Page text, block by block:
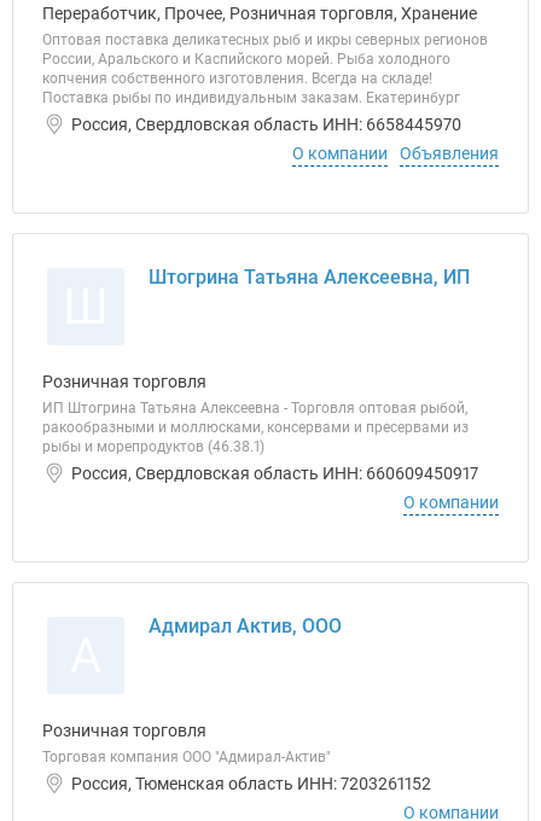
Переработчик, Прочее, Розничная торговля, Хранение
Оптовая поставка деликатесных рыб и икры северных регионов
России, Аральского и Каспийского морей. Рыба холодного
копчения собственного изготовления. Всегда на складе!
Поставка рыбы по индивидуальным заказам. Екатеринбург
Россия, Свердловская область ИНН: 6658445970
О компании
Объявления
Штогрина Татьяна Алексеевна, ИП
Розничная торговля
ИП Штогрина Татьяна Алексеевна - Торговля оптовая рыбой,
ракообразными и моллюсками, консервами и пресервами из
рыбы и морепродуктов (46.38.1)
Россия, Свердловская область ИНН: 660609450917
О компании
Адмирал Актив, ООО
Розничная торговля
Торговая компания ООО "Адмирал-Актив"
Россия, Тюменская область ИНН: 7203261152
О компании